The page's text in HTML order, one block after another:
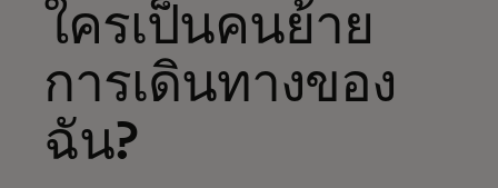
ข่าวสารและแนวโน้ม
ใครเป็นคนย้าย
การเดินทางของ
ฉัน?